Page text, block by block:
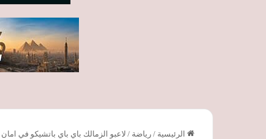
الرئيسية / رياضة / لاعبو الزمالك باي باي باتشيكو في امان